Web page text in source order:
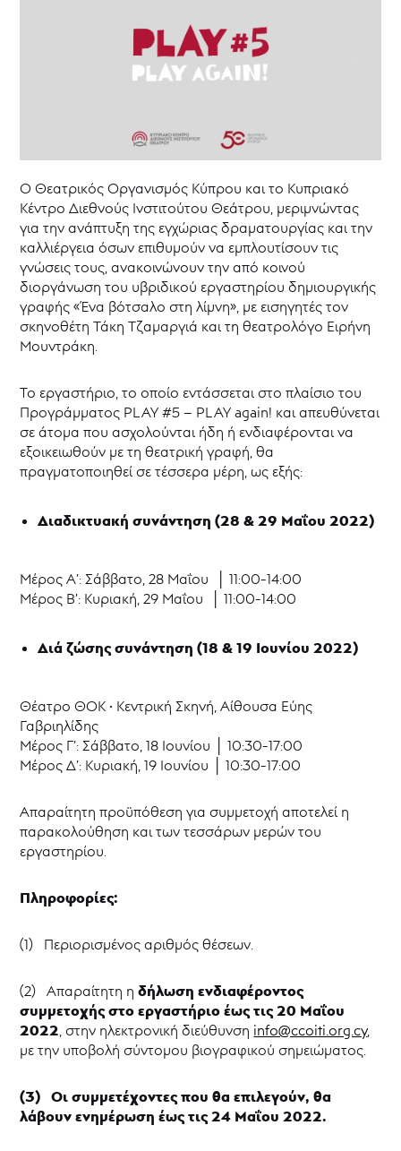
Ο Θεατρικός Οργανισμός Κύπρου και το Κυπριακό
Κέντρο Διεθνούς Ινστιτούτου Θεάτρου, μεριμνώντας
για την ανάπτυξη της εγχώριας δραματουργίας και την
καλλιέργεια όσων επιθυμούν να εμπλουτίσουν τις
γνώσεις τους, ανακοινώνουν την από κοινού
διοργάνωση του υβριδικού εργαστηρίου δημιουργικής
γραφής «Ένα βότσαλο στη λίμνη», με εισηγητές τον
σκηνοθέτη Τάκη Τζαμαργιά και τη θεατρολόγο Ειρήνη
Μουντράκη.
Το εργαστήριο, το οποίο εντάσσεται στο πλαίσιο του
Προγράμματος PLAY #5 – PLAY again! και απευθύνεται
σε άτομα που ασχολούνται ήδη ή ενδιαφέρονται να
εξοικειωθούν με τη θεατρική γραφή, θα
πραγματοποιηθεί σε τέσσερα μέρη, ως εξής:
Διαδικτυακή συνάντηση (28 & 29 Μαΐου 2022)
Μέρος Α’: Σάββατο, 28 Μαΐου │ 11:00-14:00
Μέρος Β’: Κυριακή, 29 Μαΐου │ 11:00-14:00
Διά ζώσης συνάντηση (18 & 19 Ιουνίου 2022)
Θέατρο ΘΟΚ • Κεντρική Σκηνή, Αίθουσα Εύης
Γαβριηλίδης
Μέρος Γ’: Σάββατο, 18 Ιουνίου │ 10:30-17:00
Μέρος Δ’: Κυριακή, 19 Ιουνίου │ 10:30-17:00
Απαραίτητη προϋπόθεση για συμμετοχή αποτελεί η
παρακολούθηση και των τεσσάρων μερών του
εργαστηρίου.
Πληροφορίες:
(1) Περιορισμένος αριθμός θέσεων.
(2) Απαραίτητη ηδήλωση ενδιαφέροντος
συμμετοχής στο εργαστήριο έως τις 20 Μαΐου
2022, στην ηλεκτρονική διεύθυνση info@ccoiti.org.cy,
με την υποβολή σύντομου βιογραφικού σημειώματος.
(3) Οι συμμετέχοντες που θα επιλεγούν, θα
λάβουν ενημέρωση έως τις 24 Μαΐου 2022.
μόνο]
στο
χαρτί
Θεατρικό
Καταφύγιο
Θεατρικό
Μουσείο
Κύπρου
Επιχορηγήσεις
-
Νέα